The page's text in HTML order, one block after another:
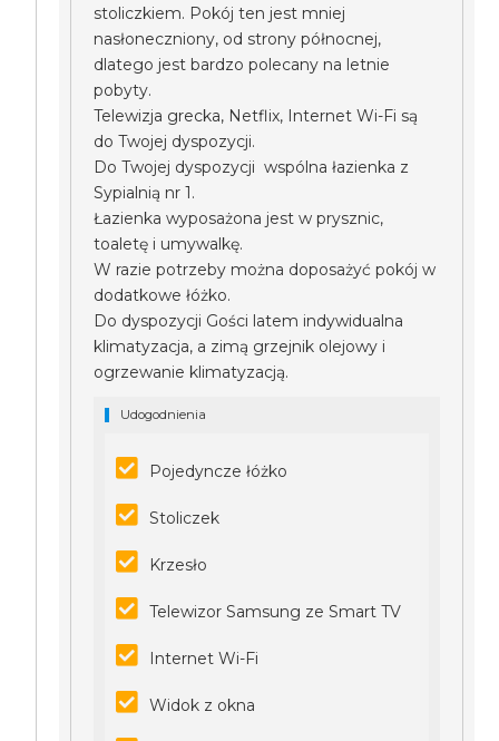
stoliczkiem. Pokój ten jest mniej
nasłoneczniony, od strony północnej,
dlatego jest bardzo polecany na letnie
pobyty.
Telewizja grecka, Netflix, Internet Wi-Fi są
do Twojej dyspozycji.
Do Twojej dyspozycji wspólna łazienka z
Sypialnią nr 1.
Łazienka wyposażona jest w prysznic,
toaletę i umywalkę.
W razie potrzeby można doposażyć pokój w
dodatkowe łóżko.
Do dyspozycji Gości latem indywidualna
klimatyzacja, a zimą grzejnik olejowy i
ogrzewanie klimatyzacją.
Udogodnienia
Pojedyncze łóżko
Stoliczek
Krzesło
Telewizor Samsung ze Smart TV
Internet Wi-Fi
Widok z okna